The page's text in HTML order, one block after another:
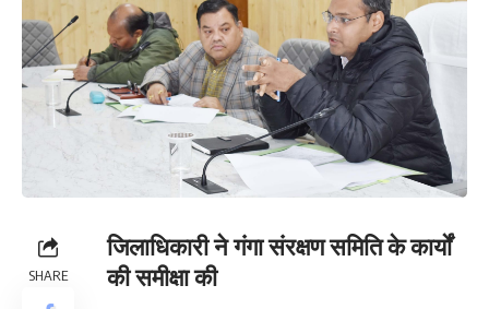
SHARE
जिलाधिकारी ने गंगा संरक्षण समिति के कार्यों
की समीक्षा की